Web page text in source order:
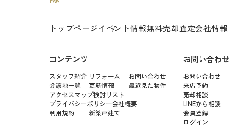
トップページイベント情報無料売却査定会社情報
コンテンツ
スタッフ紹介 リフォーム
お問い合わせ
分譲地一覧
更新情報
最近見た物件
アクセスマップ検討リスト
プライバシーポリシー会社概要
利用規約
新築戸建て
お問い合わせ
お問い合わせ
来店予約
売却相談
LINEから相談
会員登録
ログイン